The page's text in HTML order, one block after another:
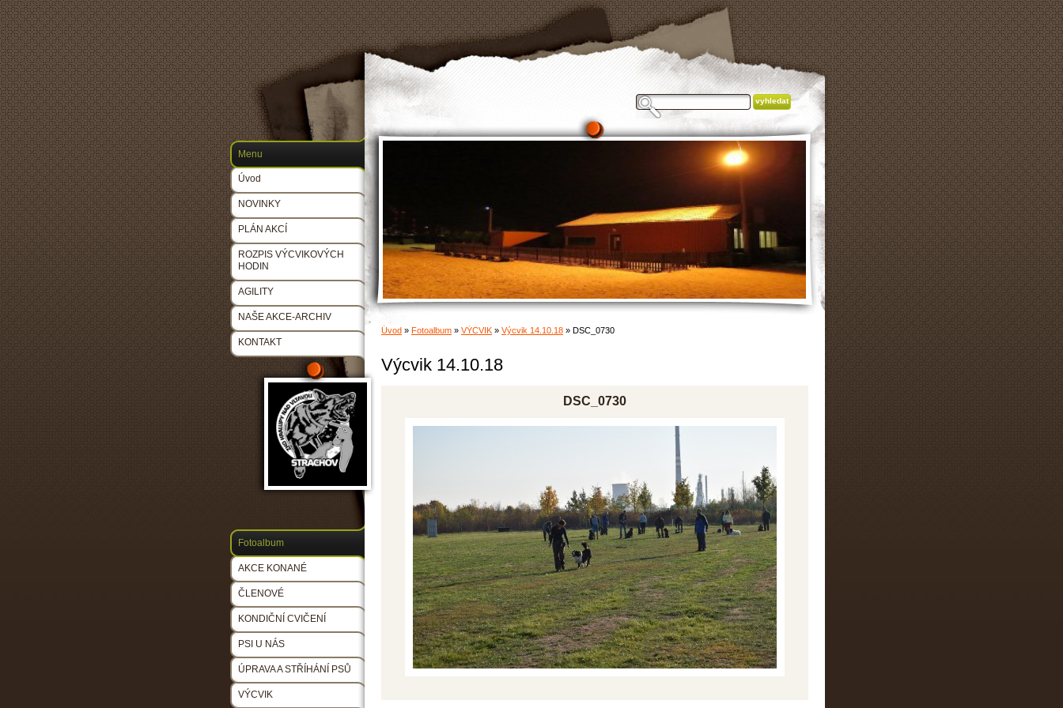
Úvod » Fotoalbum » VÝCVIK » Výcvik 14.10.18 » DSC_0730
Výcvik 14.10.18
DSC_0730
Menu
Úvod
NOVINKY
PLÁN AKCÍ
ROZPIS VÝCVIKOVÝCH
HODIN
AGILITY
NAŠE AKCE-ARCHIV
KONTAKT
Fotoalbum
AKCE KONANÉ
ČLENOVÉ
KONDIČNÍ CVIČENÍ
PSI U NÁS
ÚPRAVA A STŘÍHÁNÍ PSŮ
VÝCVIK